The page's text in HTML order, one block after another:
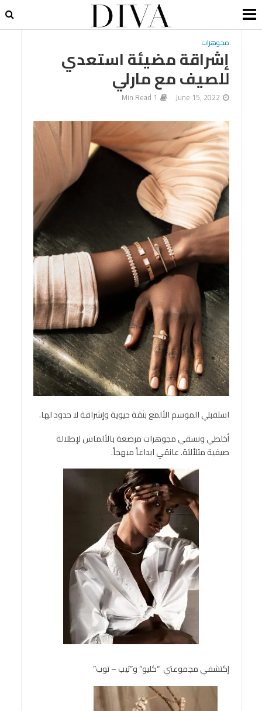
مجوهرات
إشراقة مضيئة استعدي
للصيف مع مارلي
June 15, 2022
1 Min Read
استقبلي الموسم الألمع بثقة حيوية وإشراقة لا حدود لها.
أخلطي ونسقي مجوهرات مرصعة بالألماس لإطلالة
صيفية متلألئة. عانقي ابداعاً مبهجاً.
إكتشفي مجموعتي “كليو” و”تيب – توب”